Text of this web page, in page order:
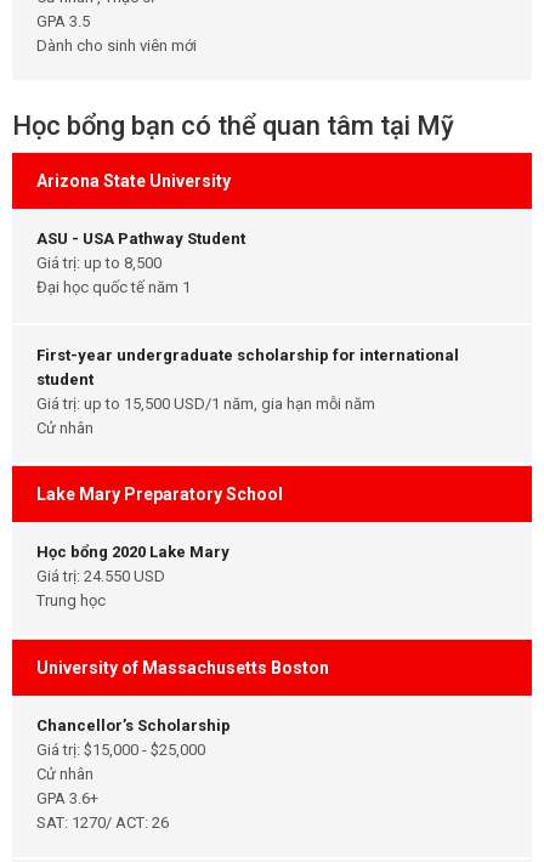
GPA 3.5
Dành cho sinh viên mới
Học bổng bạn có thể quan tâm tại Mỹ
Arizona State University
ASU - USA Pathway Student
Giá trị: up to 8,500
Đại học quốc tế năm 1
First-year undergraduate scholarship for international
student
Giá trị: up to 15,500 USD/1 năm, gia hạn mỗi năm
Cử nhân
Lake Mary Preparatory School
Học bổng 2020 Lake Mary
Giá trị: 24.550 USD
Trung học
University of Massachusetts Boston
Chancellor’s Scholarship
Giá trị: $15,000 - $25,000
Cử nhân
GPA 3.6+
SAT: 1270/ ACT: 26